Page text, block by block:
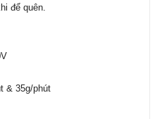
để quên.
35g/phút